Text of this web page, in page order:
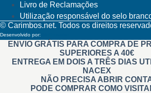
Livro de Reclamações
Utilização responsável do selo
© Carimbos.net. Todos os direitos
Desenvolvido por:
ENVIO GRÁTIS PARA COMPRA DE
SUPERIORES A 40€
ENTREGA EM DOIS A TRÊS DIAS
NACEX
NÃO PRECISA ABRIR
PODE COMPRAR COMO